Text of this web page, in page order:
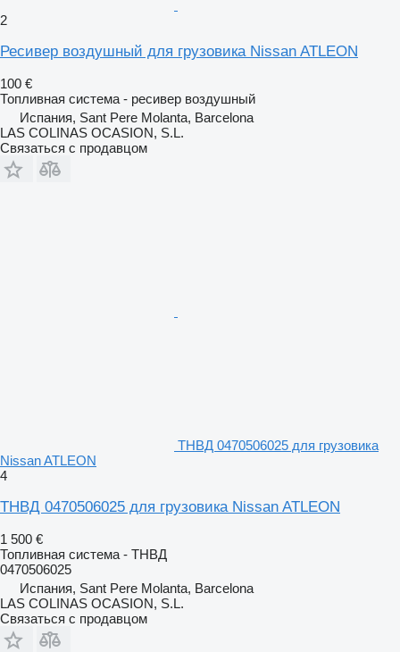
2
Ресивер воздушный для грузовика Nissan ATLEON
100 €
Топливная система - ресивер воздушный
Испания, Sant Pere Molanta, Barcelona
LAS COLINAS OCASION, S.L.
Связаться с продавцом
ТНВД 0470506025 для грузовика
Nissan ATLEON
4
ТНВД 0470506025 для грузовика Nissan ATLEON
1 500 €
Топливная система - ТНВД
0470506025
Испания, Sant Pere Molanta, Barcelona
LAS COLINAS OCASION, S.L.
Связаться с продавцом